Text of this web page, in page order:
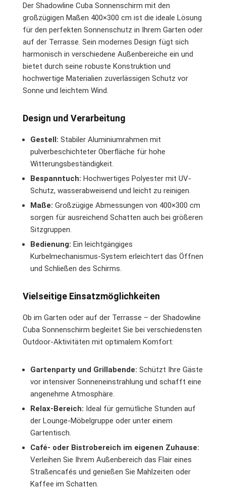
Der Shadowline Cuba Sonnenschirm mit den
großzügigen Maßen 400×300 cm ist die ideale Lösung
für den perfekten Sonnenschutz in Ihrem Garten oder
auf der Terrasse. Sein modernes Design fügt sich
harmonisch in verschiedene Außenbereiche ein und
bietet durch seine robuste Konstruktion und
hochwertige Materialien zuverlässigen Schutz vor
Sonne und leichtem Wind.
Design und Verarbeitung
Gestell: Stabiler Aluminiumrahmen mit
pulverbeschichteter Oberfläche für hohe
Witterungsbeständigkeit.
Bespanntuch: Hochwertiges Polyester mit UV-
Schutz, wasserabweisend und leicht zu reinigen.
Maße: Großzügige Abmessungen von 400×300 cm
sorgen für ausreichend Schatten auch bei größeren
Sitzgruppen.
Bedienung: Ein leichtgängiges
Kurbelmechanismus-System erleichtert das Öffnen
und Schließen des Schirms.
Vielseitige Einsatzmöglichkeiten
Ob im Garten oder auf der Terrasse – der Shadowline
Cuba Sonnenschirm begleitet Sie bei verschiedensten
Outdoor-Aktivitäten mit optimalem Komfort:
Gartenparty und Grillabende: Schützt Ihre Gäste
vor intensiver Sonneneinstrahlung und schafft eine
angenehme Atmosphäre.
Relax-Bereich: Ideal für gemütliche Stunden auf
der Lounge-Möbelgruppe oder unter einem
Gartentisch.
Café- oder Bistrobereich im eigenen Zuhause:
Verleihen Sie Ihrem Außenbereich das Flair eines
Straßencafés und genießen Sie Mahlzeiten oder
Kaffee im Schatten.